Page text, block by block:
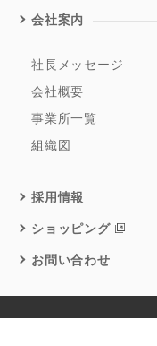
会社案内
社長メッセージ
会社概要
事業所一覧
組織図
採用情報
ショッピング
お問い合わせ